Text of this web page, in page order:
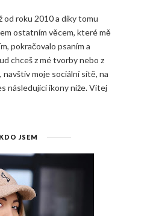
od roku 2010 a díky tomu
ostatním věcem, které mě
pokračovalo psaním a
chceš z mé tvorby nebo z
moje sociální sítě, na
následující ikony níže. Vítej
KDO JSEM